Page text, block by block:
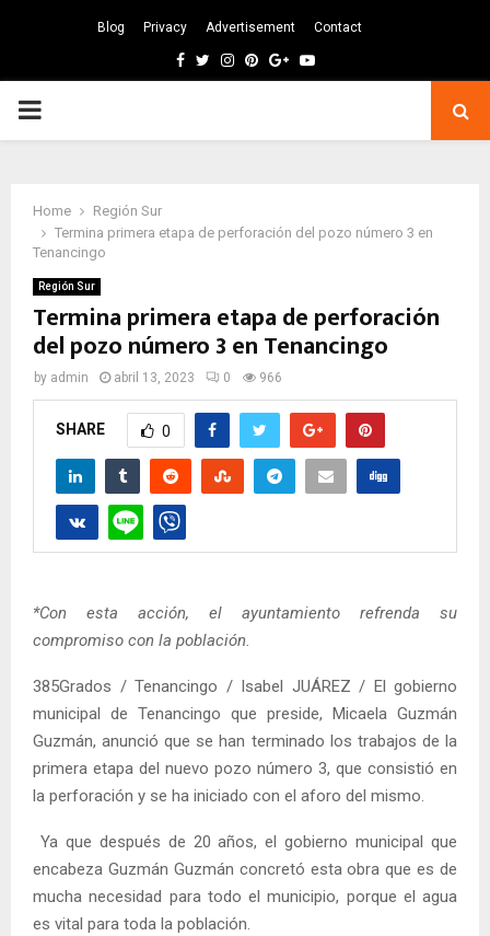
Blog Privacy Advertisement Contact
Facebook
TwitterInstagram
Pinterest
GoogleYoutube
PRIMARY
Home
Región Sur
Termina primera etapa de perforación del pozo número 3 en
Tenancingo
Región Sur
Termina primera etapa de perforación
del pozo número 3 en Tenancingo
by admin abril 13, 2023 0 966
SHARE 0
*Con esta acción, el ayuntamiento refrenda su
compromiso con la población.
385Grados / Tenancingo / Isabel JUÁREZ / El gobierno
municipal de Tenancingo que preside, Micaela Guzmán
Guzmán, anunció que se han terminado los trabajos de la
primera etapa del nuevo pozo número 3, que consistió en
la perforación y se ha iniciado con el aforo del mismo.
Ya que después de 20 años, el gobierno municipal que
encabeza Guzmán Guzmán concretó esta obra que es de
mucha necesidad para todo el municipio, porque el agua
es vital para toda la población.